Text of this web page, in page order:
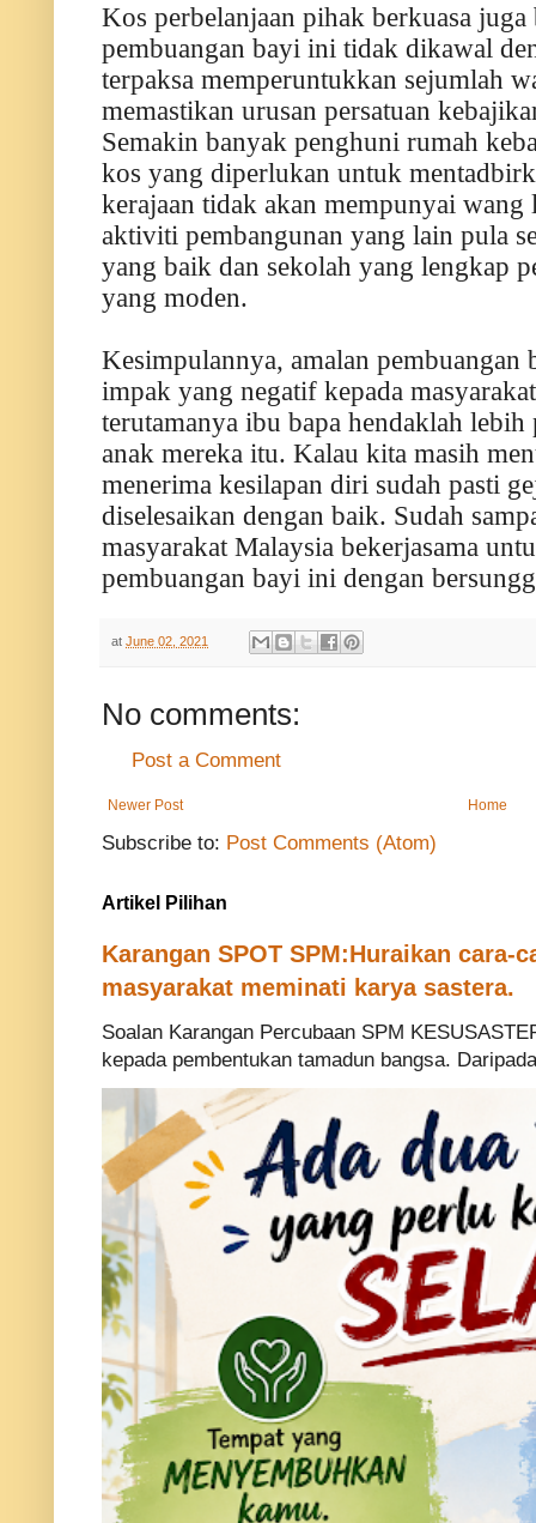
Kos perbelanjaan pihak berkuasa juga
pembuangan bayi ini tidak dikawal
terpaksa memperuntukkan sejumlah
memastikan urusan persatuan
Semakin banyak penghuni rumah
kos yang diperlukan untuk
kerajaan tidak akan mempunyai
aktiviti pembangunan yang lain pula
yang baik dan sekolah yang lengkap
yang moden.
Kesimpulannya, amalan pembuangan
impak yang negatif kepada
terutamanya ibu bapa hendaklah
anak mereka itu. Kalau kita masih
menerima kesilapan diri sudah pasti
diselesaikan dengan baik. Sudah
masyarakat Malaysia bekerjasama
pembuangan bayi ini dengan
at June 02, 2021
No comments:
Post a Comment
Newer Post Home
Subscribe to: Post Comments (Atom)
Artikel Pilihan
Karangan SPOT SPM:Huraikan cara-
masyarakat meminati karya sastera.
Soalan Karangan Percubaan SPM
kepada pembentukan tamadun bangsa.